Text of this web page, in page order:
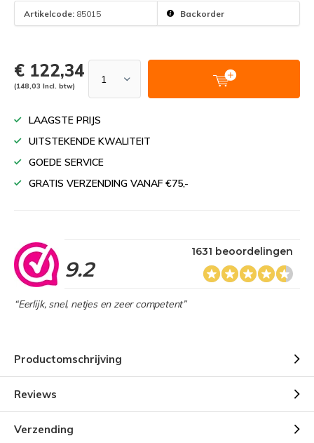
Artikelcode: 85015 Backorder
€ 122,34
(148,03 Incl. btw)
LAAGSTE PRIJS
UITSTEKENDE KWALITEIT
GOEDE SERVICE
GRATIS VERZENDING VANAF €75,-
9.2
1631 beoordelingen
“Eerlijk, snel, netjes en zeer competent”
Productomschrijving
Reviews
Verzending